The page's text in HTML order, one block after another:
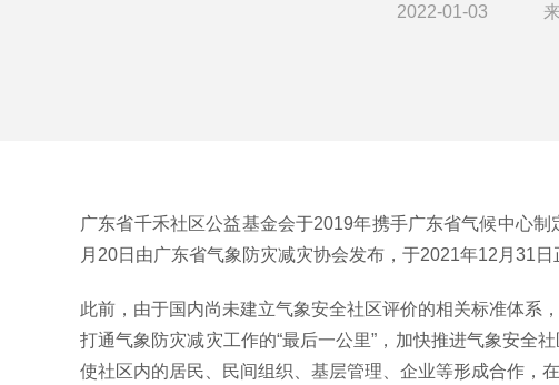
2022-01-03
广东省千禾社区公益基金会于2019年携手广东省气候中心
月20日由广东省气象防灾减灾协会发布，于2021年12月31日
此前，由于国内尚未建立气象安全社区评价的相关标准体系
打通气象防灾减灾工作的“最后一公里”，加快推进气象安全
使社区内的居民、民间组织、基层管理、企业等形成合作，在